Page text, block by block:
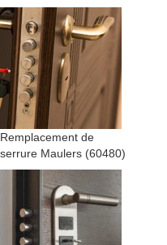
Remplacement de
serrure Maulers (60480)